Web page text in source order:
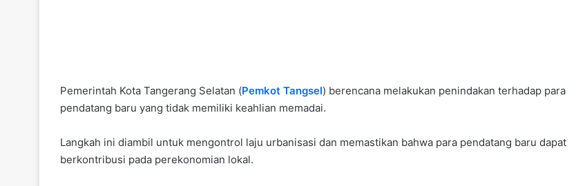
Pemerintah Kota Tangerang Selatan (Pemkot Tangsel) berencana melakukan penindakan terhadap para
pendatang baru yang tidak memiliki keahlian memadai.
Langkah ini diambil untuk mengontrol laju urbanisasi dan memastikan bahwa para pendatang baru dapat
berkontribusi pada perekonomian lokal.